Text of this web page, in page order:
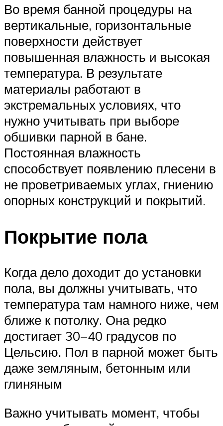
Во время банной процедуры на
вертикальные, горизонтальные
поверхности действует
повышенная влажность и высокая
температура. В результате
материалы работают в
экстремальных условиях, что
нужно учитывать при выборе
обшивки парной в бане.
Постоянная влажность
способствует появлению плесени в
не проветриваемых углах, гниению
опорных конструкций и покрытий.
Покрытие пола
Когда дело доходит до установки
пола, вы должны учитывать, что
температура там намного ниже, чем
ближе к потолку. Она редко
достигает 30−40 градусов по
Цельсию. Пол в парной может быть
даже земляным, бетонным или
глиняным
Важно учитывать момент, чтобы